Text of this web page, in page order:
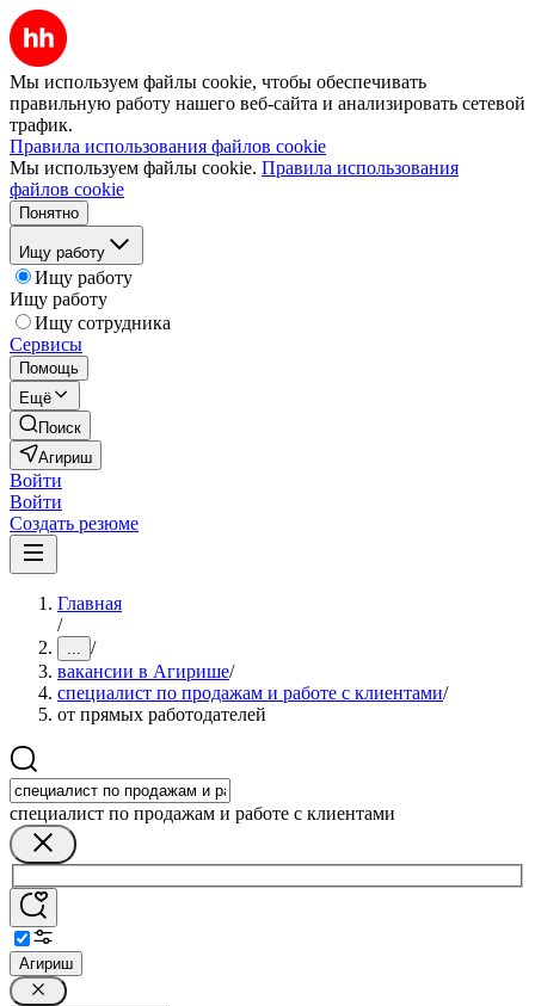
Мы используем файлы cookie, чтобы обеспечивать
правильную работу нашего веб-сайта и анализировать сетевой
трафик.
Правила использования файлов cookie
Мы используем файлы cookie. Правила использования
файлов cookie
Понятно
Ищу работу
Ищу работу
Ищу работу
Ищу сотрудника
Сервисы
Помощь
Ещё
Поиск
Агириш
Войти
Войти
Создать резюме
Главная
/
... /
вакансии в Агирише/
специалист по продажам и работе с клиентами/
от прямых работодателей
специалист по продажам и работе с клиентами
Агириш